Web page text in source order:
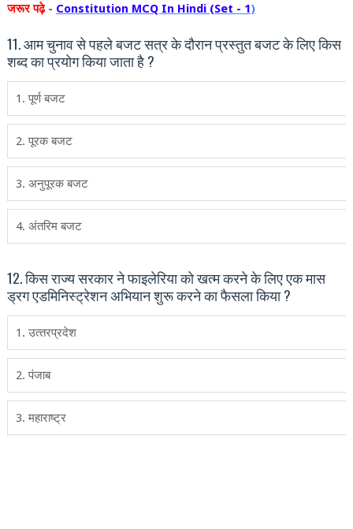
जरूर पढ़े- Constitution MCQ In Hindi (Set - 1)
11. आम चुनाव से पहले बजट सत्र के दौरान प्रस्‍तुत बजट के लिए किस
शब्‍द का प्रयोग किया जाता है ?
1. पूर्ण बजट
2. पूरक बजट
3. अनुपूरक बजट
4. अंतरिम बजट
12. किस राज्‍य सरकार ने फाइलेरिया को खत्‍म करने के लिए एक मास
ड्रग एडमिनिस्‍ट्रेशन अभियान शुरू करने का फैसला किया ?
1. उत्‍तरप्रदेश
2. पंजाब
3. महाराष्‍ट्र